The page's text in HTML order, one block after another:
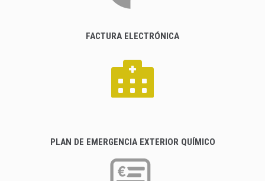
FACTURA ELECTRÓNICA
PLAN DE EMERGENCIA EXTERIOR QUÍMICO